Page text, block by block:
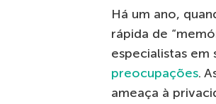
Há um ano,
rápida de
especialistas
preocupações.
ameaça à